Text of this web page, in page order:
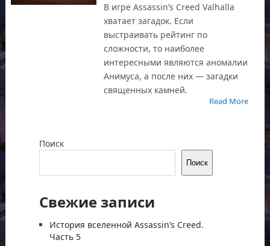
В игре Assassin’s Creed Valhalla
хватает загадок. Если
выстраивать рейтинг по
сложности, то наиболее
интересными являются аномалии
Анимуса, а после них — загадки
священных камней.
Read More
Поиск
Поиск
Свежие записи
История вселенной Assassin’s Creed.
Часть 5